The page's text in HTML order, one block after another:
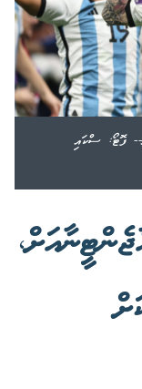
ފޮޓޯ: ސްކައި